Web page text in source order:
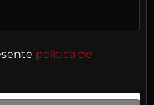
política de